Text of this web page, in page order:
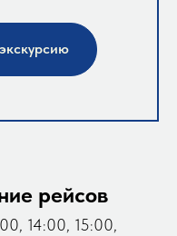
рейсов
14:00, 15:00,